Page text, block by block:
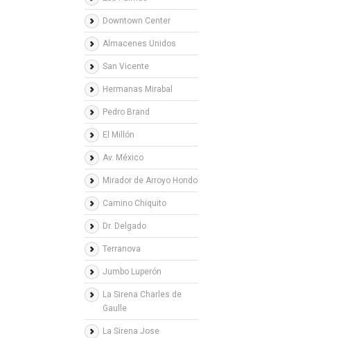
Downtown Center
Almacenes Unidos
San Vicente
Hermanas Mirabal
Pedro Brand
El Millón
Av. México
Mirador de Arroyo Hondo
Camino Chiquito
Dr. Delgado
Terranova
Jumbo Luperón
La Sirena Charles de
Gaulle
La Sirena Jose